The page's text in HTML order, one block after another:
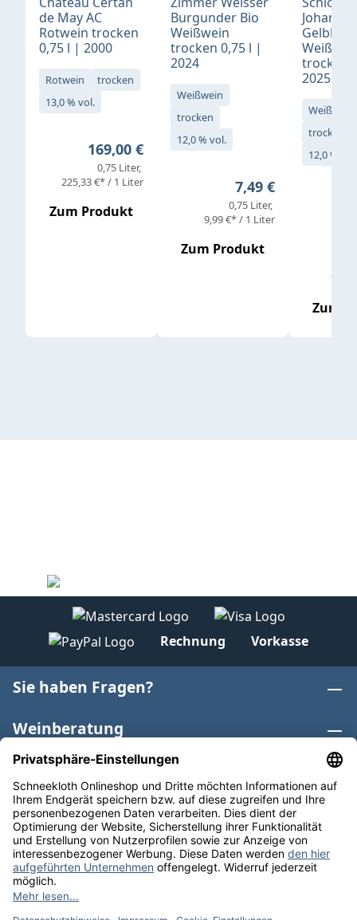
de May AC
Rotwein trocken
0,75 l | 2000
Rotwein
trocken
13,0 % vol.
Regulärer Preis:
169,00 €
0,75 Liter
225,33 €* / 1 Liter
Zum Produkt
Burgunder Bio
Weißwein
trocken 0,75 l |
2024
Weißwein
trocken
12,0 % vol.
Regulärer Preis:
7,49 €
0,75 Liter
9,99 €* / 1 Liter
Zum Produkt
Gelblack
trocken
2025
Weißwein
trocken
12,0 % vol.
Zum
Rechnung Vorkasse
Sie haben Fragen?
Weinberatung
Informationen
Weinkategorien
Internationaler Wein
* Alle Preise inkl. gesetzl. Mehrwertsteuer zzgl.